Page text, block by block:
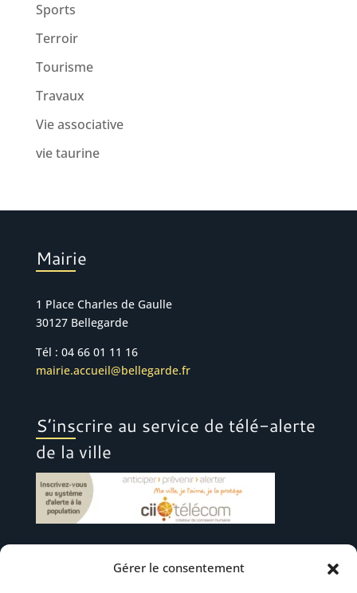
Gérer le consentement
Sports
Terroir
Tourisme
Travaux
Vie associative
vie taurine
Mairie
1 Place Charles de Gaulle
30127 Bellegarde
Tél : 04 66 01 11 16
mairie.accueil@bellegarde.fr
S’inscrire au service de télé-alerte
de la ville
Suivez-nous